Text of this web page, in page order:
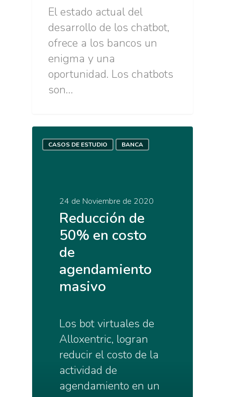
El estado actual del
desarrollo de los chatbot,
ofrece a los bancos un
enigma y una
oportunidad. Los chatbots
son…
CASOS DE ESTUDIO BANCA
24 de Noviembre de 2020
Reducción de
50% en costo
de
agendamiento
masivo
Los bot virtuales de
Alloxentric, logran
reducir el costo de la
actividad de
agendamiento en un